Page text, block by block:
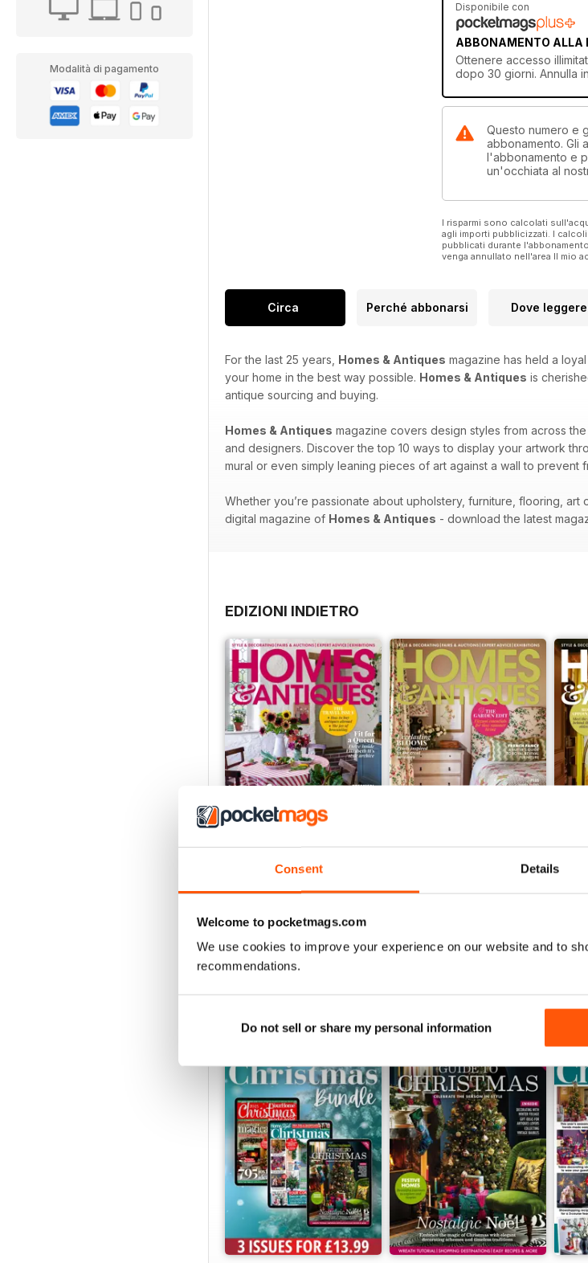
Consent Details
Welcome to pocketmags.com
We use cookies to improve your experience on our website and to
recommendations.
Do not sell or share my personal information
Modalità di pagamento
Disponibile con
ABBONAMENTO ALLA
Ottenere accesso
dopo 30 giorni. Annulla
Questo numero e
abbonamento. Gli
l'abbonamento e
un'occhiata al
I risparmi sono calcolati
agli importi pubblicizzati. I
pubblicati durante
venga annullato nell'area Il mio
Circa Perché abbonarsi Dove leggere
For the last 25 years, Homes & Antiques magazine has held a
your home in the best way possible. Homes & Antiques is
antique sourcing and buying.
Homes & Antiques magazine covers design styles from across
and designers. Discover the top 10 ways to display your artwork
mural or even simply leaning pieces of art against a wall to prevent
Whether you’re passionate about upholstery, furniture, flooring,
digital magazine of Homes & Antiques - download the latest
EDIZIONI INDIETRO
Summer 2026 June